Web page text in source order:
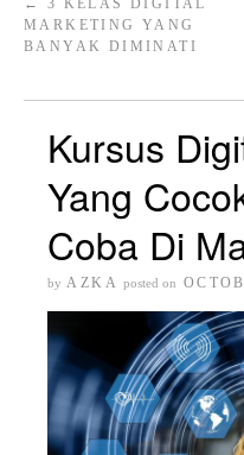
←
3 KELAS DIGITAL
MARKETING YANG
BANYAK DIMINATI
Kursus
Yang
Coba Di
by AZKA posted on